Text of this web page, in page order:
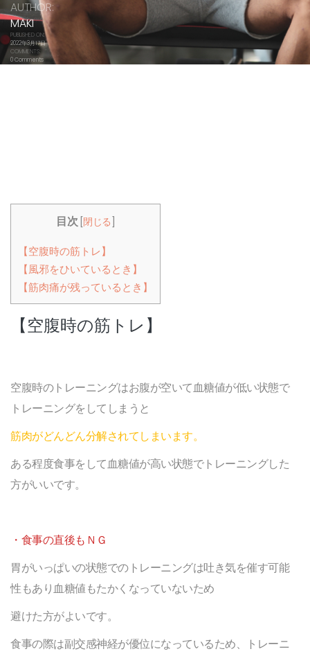
AUTHOR:
MAKI
PUBLISHED ON:
2022年3月17日
COMMENTS:
0 Comments
目次 閉じる
【空腹時の筋トレ】
【風邪をひいているとき】
【筋肉痛が残っているとき】
【空腹時の筋トレ】
空腹時のトレーニングはお腹が空いて血糖値が低い状態で
トレーニングをしてしまうと
筋肉がどんどん分解されてしまいます。
ある程度食事をして血糖値が高い状態でトレーニングした
方がいいです。
・食事の直後もＮＧ
胃がいっぱいの状態でのトレーニングは吐き気を催す可能
性もあり血糖値もたかくなっていないため
避けた方がよいです。
食事の際は副交感神経が優位になっているため、トレーニ